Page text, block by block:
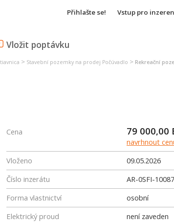
Přihlašte se! Vstup pro
Vložit poptávku
> Stavební pozemky na prodej Počúvadlo > Rekreační
Cena 79 000,00
navrhnout
Vloženo
09.05.2026
Číslo inzerátu
AR-0SFI-
Forma vlastnictví
osobní
Elektrický proud
není zaveden